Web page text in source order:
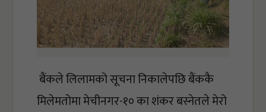
मिलेमतोमा मेचीनगर-१० का शंकर बस्नेतले मेरो